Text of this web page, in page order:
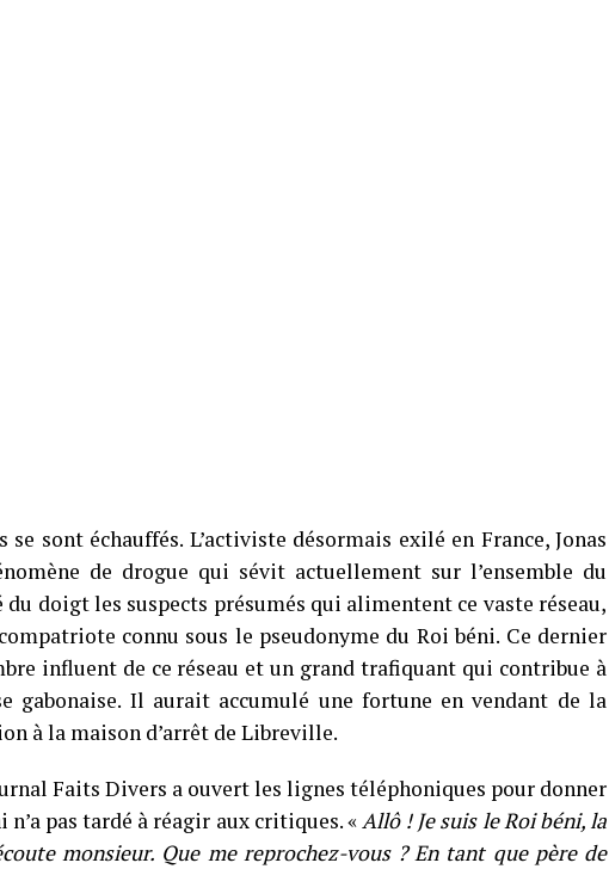
sont échauffés. L’activiste désormais exilé en France, Jonas
de drogue qui sévit actuellement sur l’ensemble du
doigt les suspects présumés qui alimentent ce vaste réseau,
connu sous le pseudonyme du Roi béni. Ce dernier
influent de ce réseau et un grand trafiquant qui contribue à
gabonaise. Il aurait accumulé une fortune en vendant de la
à la maison d’arrêt de Libreville.
Faits Divers a ouvert les lignes téléphoniques pour donner
pas tardé à réagir aux critiques. «Allô ! Je suis le Roi béni, la
monsieur. Que me reprochez-vous ? En tant que père de